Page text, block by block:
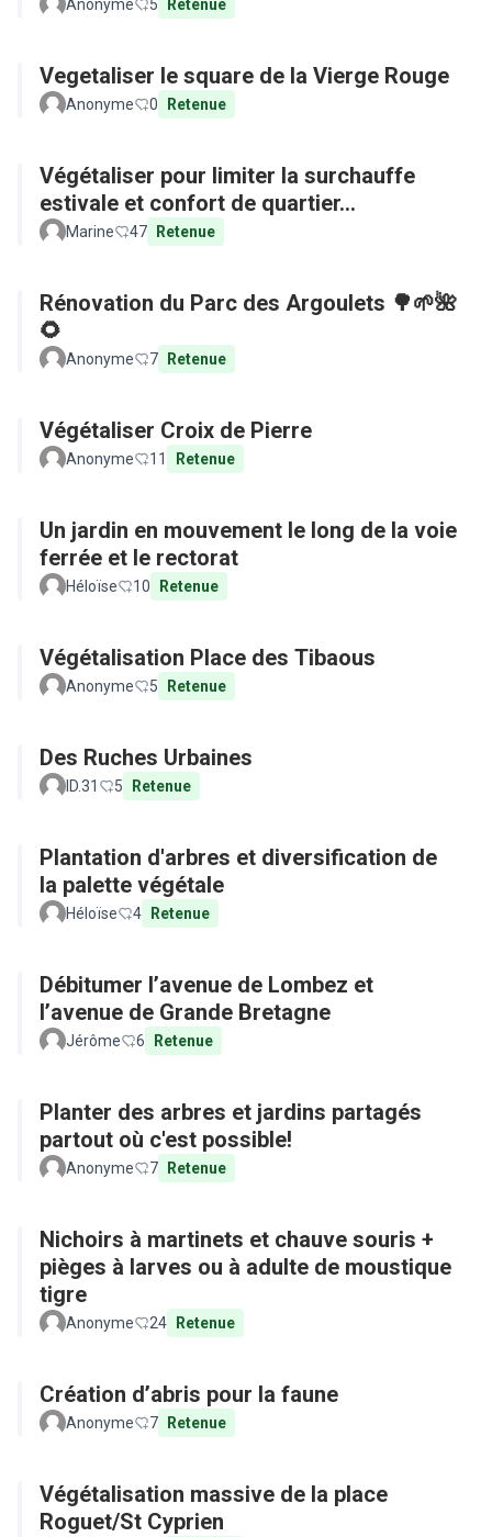
Anonyme 5 Retenue
Vegetaliser le square de la Vierge Rouge
Anonyme 0 Retenue
Végétaliser pour limiter la surchauffe
estivale et confort de quartier...
Marine 47 Retenue
Rénovation du Parc des Argoulets 🌳🌱🌺
🌻
Anonyme 7 Retenue
Végétaliser Croix de Pierre
Anonyme 11 Retenue
Un jardin en mouvement le long de la voie
ferrée et le rectorat
Héloïse 10 Retenue
Végétalisation Place des Tibaous
Anonyme 5 Retenue
Des Ruches Urbaines
ID.31 5 Retenue
Plantation d'arbres et diversification de
la palette végétale
Héloïse 4 Retenue
Débitumer l’avenue de Lombez et
l’avenue de Grande Bretagne
Jérôme 6 Retenue
Planter des arbres et jardins partagés
partout où c'est possible!
Anonyme 7 Retenue
Nichoirs à martinets et chauve souris +
pièges à larves ou à adulte de moustique
tigre
Anonyme 24 Retenue
Création d’abris pour la faune
Anonyme 7 Retenue
Végétalisation massive de la place
Roguet/St Cyprien